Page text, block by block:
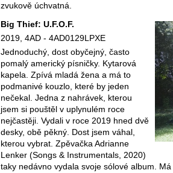
zvukově úchvatná.
Big Thief: U.F.O.F.
2019, 4AD - 4AD0129LPXE
Jednoduchý, dost obyčejný, často
pomalý americký písničky. Kytarová
kapela. Zpívá mladá žena a má to
podmanivé kouzlo, které by jeden
nečekal. Jedna z nahrávek, kterou
jsem si pouštěl v uplynulém roce
nejčastěji. Vydali v roce 2019 hned dvě
desky, obě pěkný. Dost jsem váhal,
kterou vybrat. Zpěvačka Adrianne
Lenker (Songs & Instrumentals, 2020)
taky nedávno vydala svoje sólové album.